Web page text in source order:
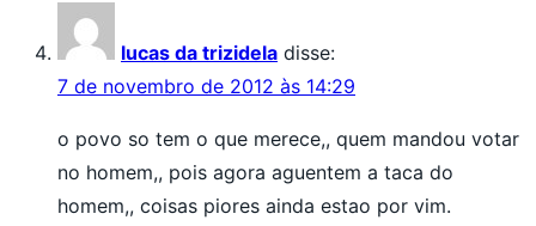
lucas da trizidela disse:
7 de novembro de 2012 às 14:29
o povo so tem o que merece,, quem mandou votar
no homem,, pois agora aguentem a taca do
homem,, coisas piores ainda estao por vim.